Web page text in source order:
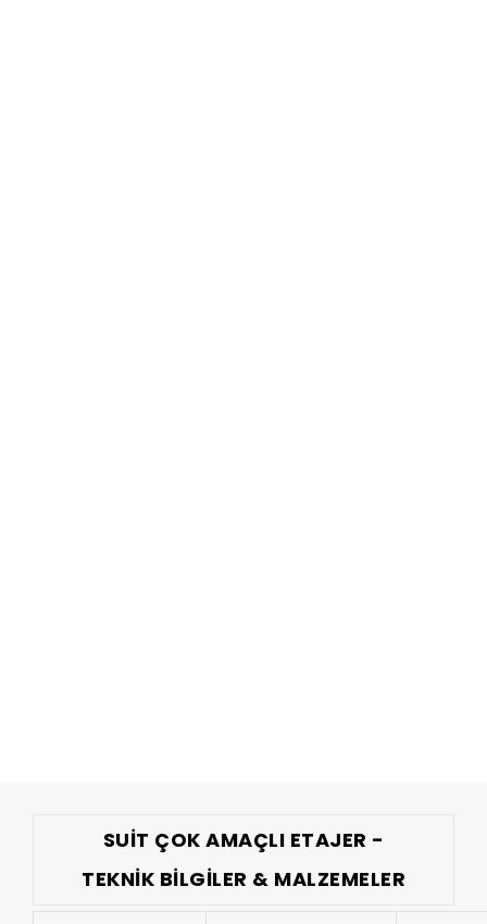
SUİT ÇOK AMAÇLI ETAJER -
TEKNIK BILGILER & MALZEMELER